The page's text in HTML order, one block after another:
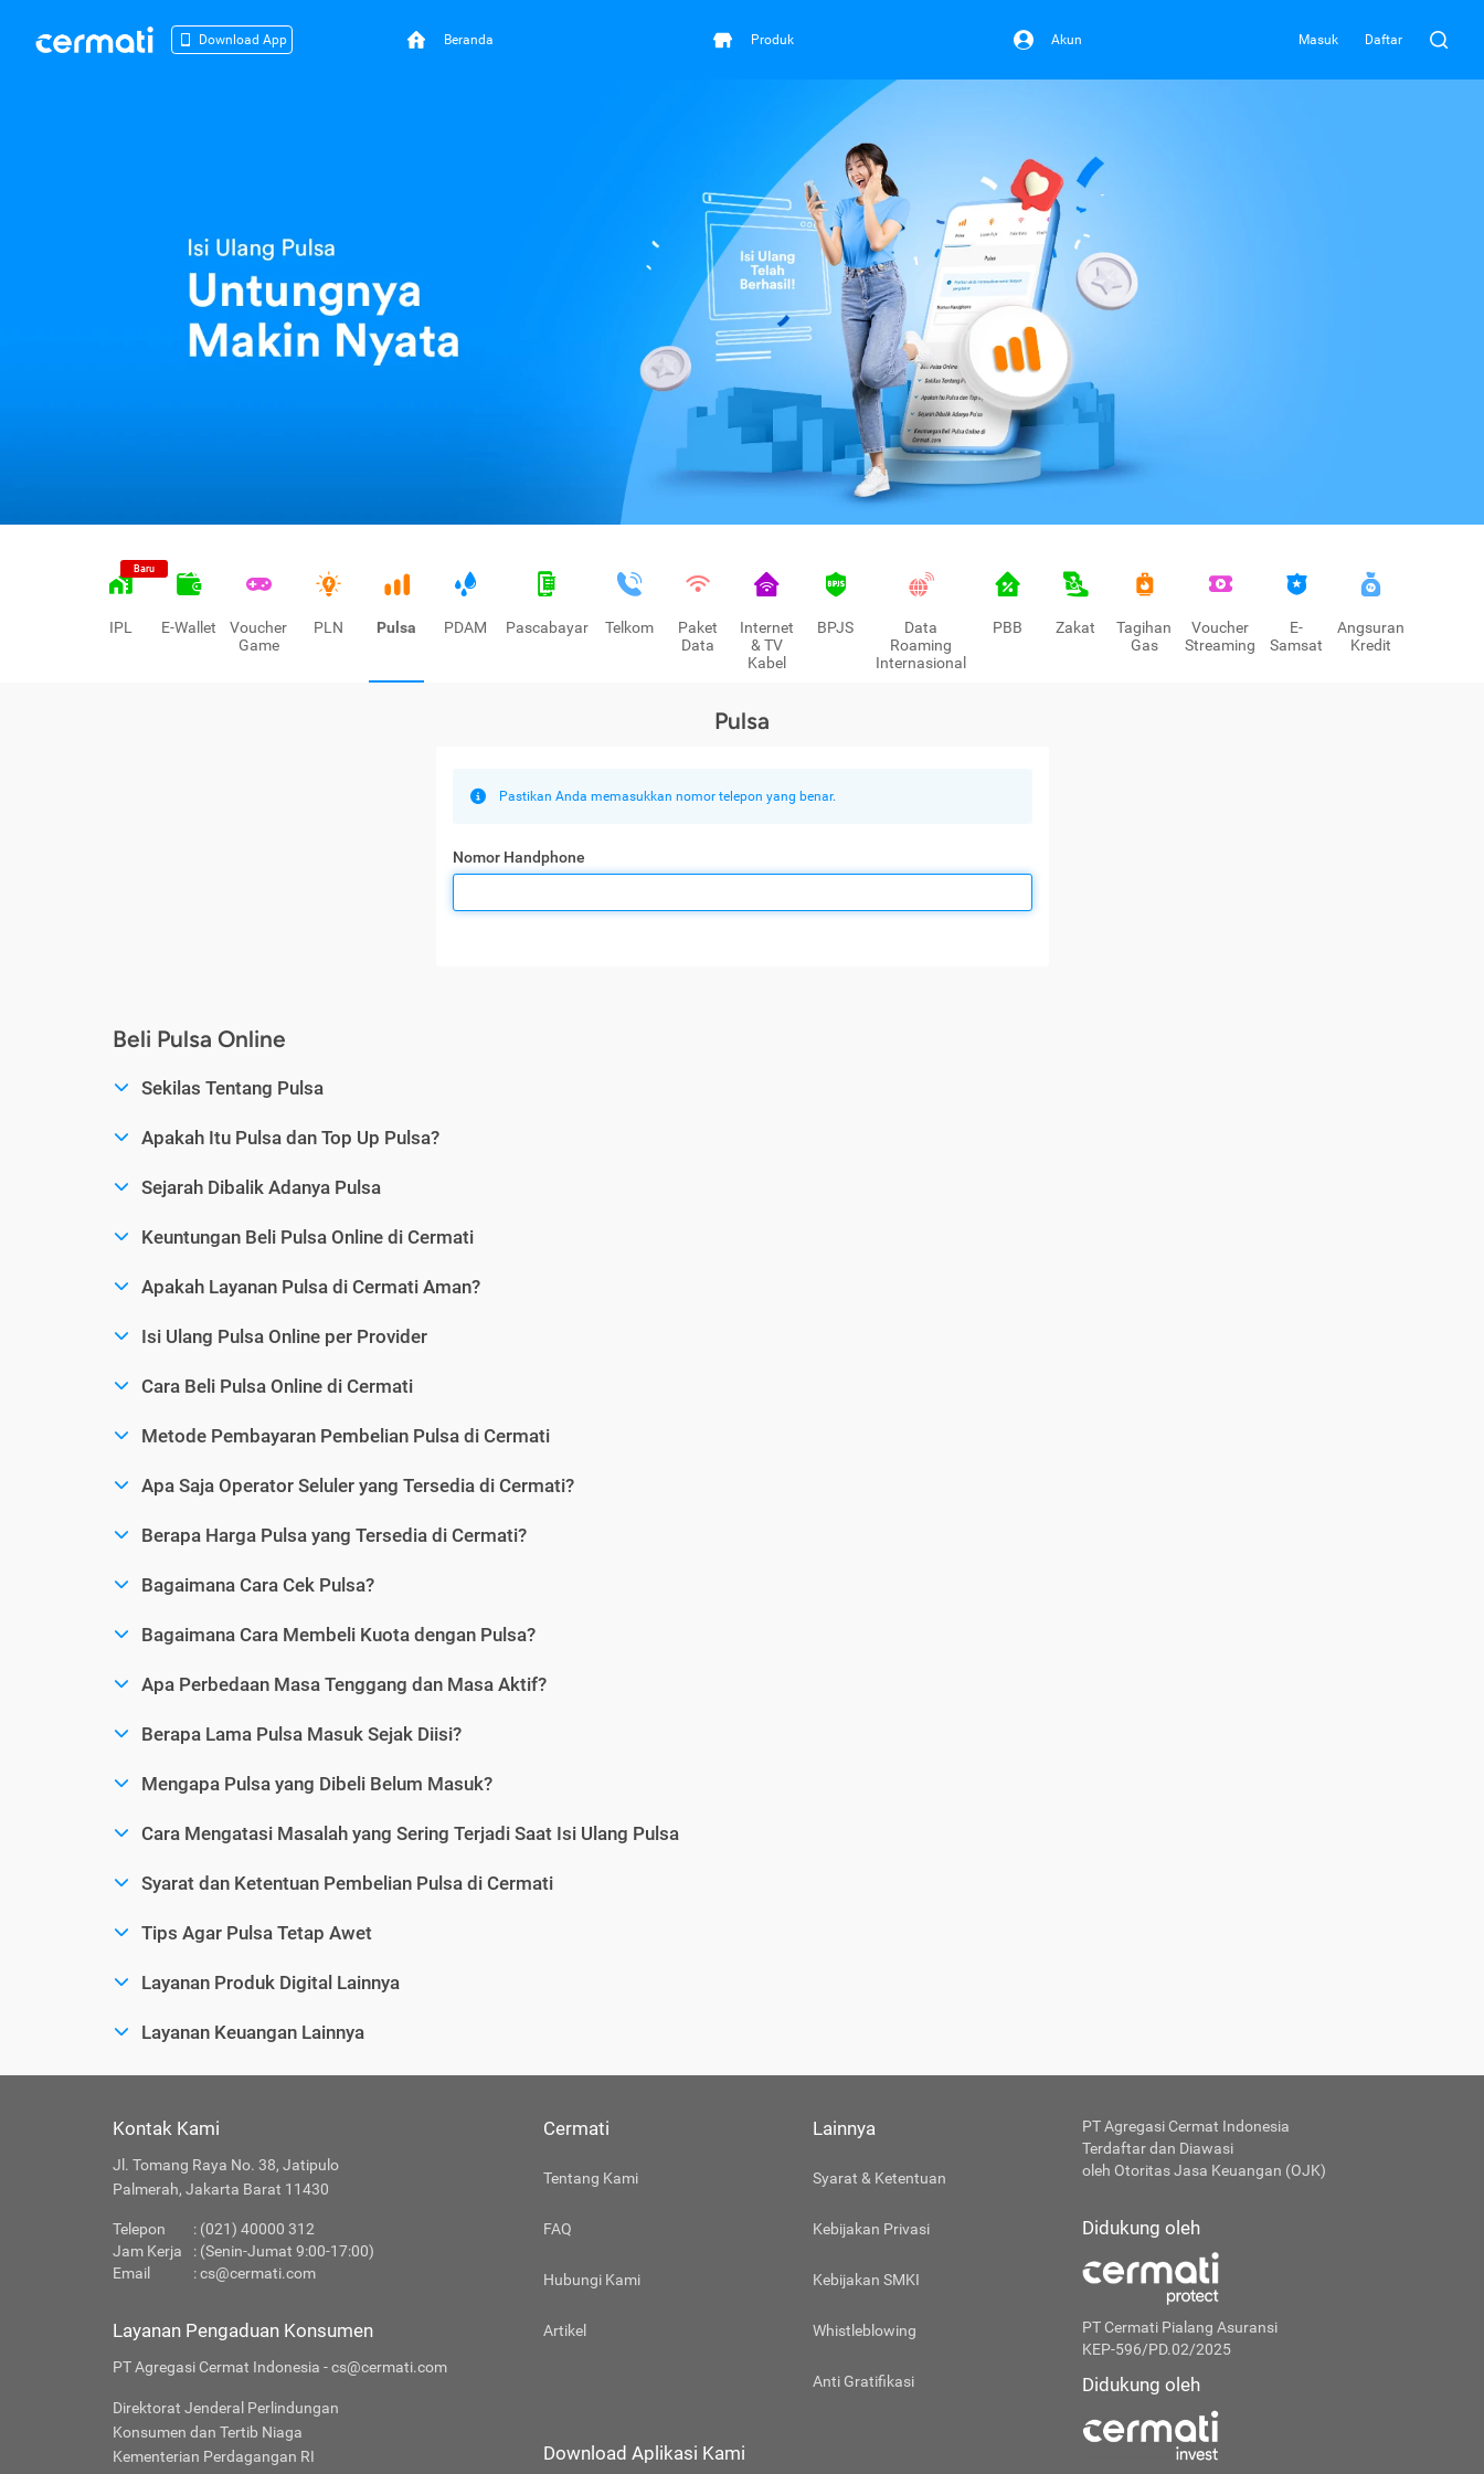
Download App Beranda Produk Akun Masuk Daftar
Baru
IPL E-Wallet
Voucher
Game
PLN Pulsa PDAM Pascabayar Telkom
Paket
Data
Internet
& TV
Kabel
BPJS
Data
Roaming
Internasional
PBB Zakat
Tagihan
Gas
Voucher
Streaming
E-
Samsat
Angsuran
Kredit
Pulsa
Pastikan Anda memasukkan nomor telepon yang benar.
Nomor Handphone
Beli Pulsa Online
Sekilas Tentang Pulsa
Apakah Itu Pulsa dan Top Up Pulsa?
Sejarah Dibalik Adanya Pulsa
Keuntungan Beli Pulsa Online di Cermati
Apakah Layanan Pulsa di Cermati Aman?
Isi Ulang Pulsa Online per Provider
Cara Beli Pulsa Online di Cermati
Metode Pembayaran Pembelian Pulsa di Cermati
Apa Saja Operator Seluler yang Tersedia di Cermati?
Berapa Harga Pulsa yang Tersedia di Cermati?
Bagaimana Cara Cek Pulsa?
Bagaimana Cara Membeli Kuota dengan Pulsa?
Apa Perbedaan Masa Tenggang dan Masa Aktif?
Berapa Lama Pulsa Masuk Sejak Diisi?
Mengapa Pulsa yang Dibeli Belum Masuk?
Cara Mengatasi Masalah yang Sering Terjadi Saat Isi Ulang Pulsa
Syarat dan Ketentuan Pembelian Pulsa di Cermati
Tips Agar Pulsa Tetap Awet
Layanan Produk Digital Lainnya
Layanan Keuangan Lainnya
Kontak Kami
Jl. Tomang Raya No. 38, Jatipulo
Palmerah, Jakarta Barat 11430
Telepon
: (021) 40000 312
Jam Kerja
: (Senin-Jumat 9:00-17:00)
Email
:cs@cermati.com
Layanan Pengaduan Konsumen
PT Agregasi Cermat Indonesia - cs@cermati.com
Direktorat Jenderal Perlindungan
Konsumen dan Tertib Niaga
Kementerian Perdagangan RI
Cermati
Tentang Kami
FAQ
Hubungi Kami
Artikel
Lainnya
Syarat & Ketentuan
Kebijakan Privasi
Kebijakan SMKI
Whistleblowing
Anti Gratifikasi
Download Aplikasi Kami
PT Agregasi Cermat Indonesia
Terdaftar dan Diawasi
oleh Otoritas Jasa Keuangan (OJK)
Didukung oleh
PT Cermati Pialang Asuransi
KEP-596/PD.02/2025
Didukung oleh